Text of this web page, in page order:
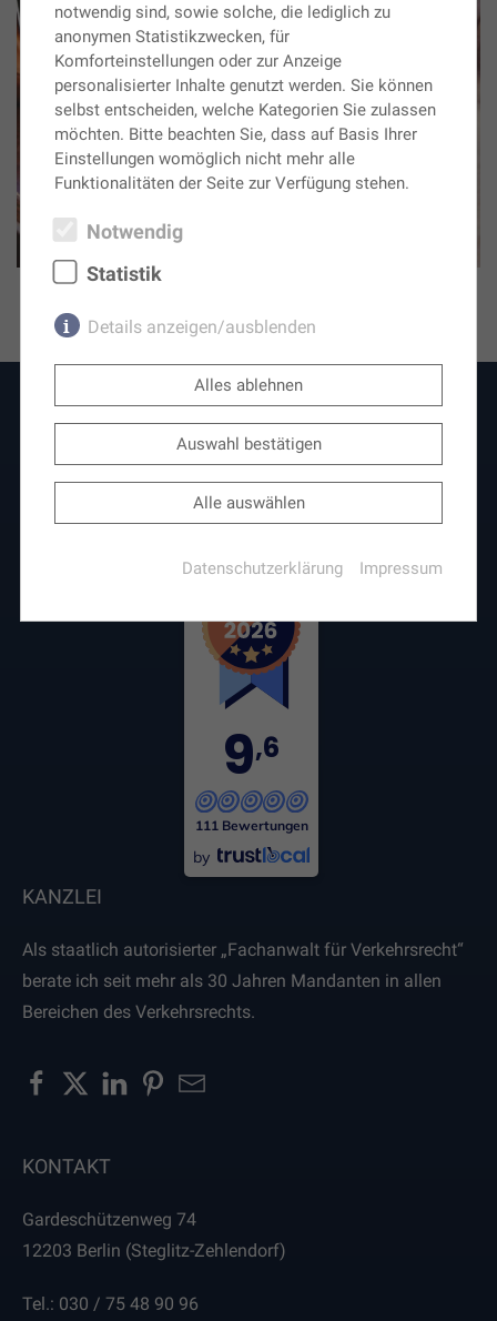
9,6
111 Bewertungen
by
KANZLEI
Als staatlich autorisierter „Fachanwalt für Verkehrsrecht“
berate ich seit mehr als 30 Jahren Mandanten in allen
Bereichen des Verkehrsrechts.
KONTAKT
Gardeschützenweg 74
12203 Berlin (Steglitz-Zehlendorf)
Tel.: 030 / 75 48 90 96
notwendig sind, sowie solche, die lediglich zu
anonymen Statistikzwecken, für
Komforteinstellungen oder zur Anzeige
personalisierter Inhalte genutzt werden. Sie können
selbst entscheiden, welche Kategorien Sie zulassen
möchten. Bitte beachten Sie, dass auf Basis Ihrer
Einstellungen womöglich nicht mehr alle
Funktionalitäten der Seite zur Verfügung stehen.
Notwendig
Statistik
Details anzeigen/ausblenden
(2)
Funktionen und sind für die einwandfreie
Funktion der Website erforderlich.
(Session)
Schlüssel, der die Sessiondaten auf dem Server
über Cookies oder als Bestandteil der URL an ein
Folgescript übergeben werden, damit dieses die
Sessiondaten auf dem Server wiederfinden kann.
Anbieter: Diese Website
Datenschutzerklärung
consent_manager(Datenschutz Cookie)
Speichert Ihre Cookie-Entscheidungen aus dieser
Cookie-Verwaltung.
Laufzeit: 1 Jahr
Datenschutzerklärung
Statistik Cookies erfassen Informationen
anonym. Diese Informationen helfen uns zu
Speichert für jeden Besucher der Website eine
anonyme ID. Anhand der ID können Seitenaufrufe
Laufzeit: 2 Jahre
Alles ablehnen
Auswahl bestätigen
Alle auswählen
Datenschutzerklärung Impressum